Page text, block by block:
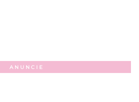
ANUNCIE